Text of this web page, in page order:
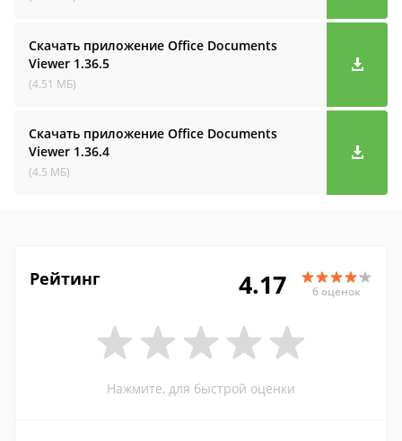
Скачать приложение Office Documents
Viewer 1.36.5
(4.51 МБ)
Скачать приложение Office Documents
Viewer 1.36.4
(4.5 МБ)
Рейтинг 4.17 6 оценок
Нажмите, для быстрой оценки